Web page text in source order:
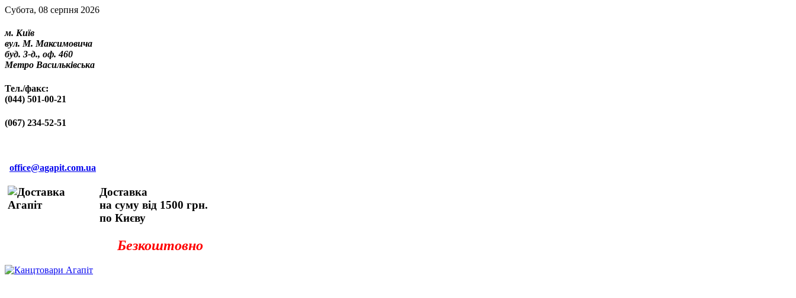
Субота, 08 серпня 2026
м. Київ
вул. М. Максимовича
буд. 3-д., оф. 460
Метро Васильківська
Тел./факс:
(044) 501-00-21
(067) 234-52-51
office@agapit.com.ua
Доставка
на суму від 1500 грн.
по Києву
Безкоштовно